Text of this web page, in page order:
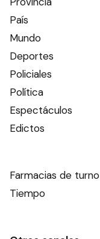
País
Mundo
Deportes
Policiales
Política
Espectáculos
Edictos
Farmacias de turno
Tiempo